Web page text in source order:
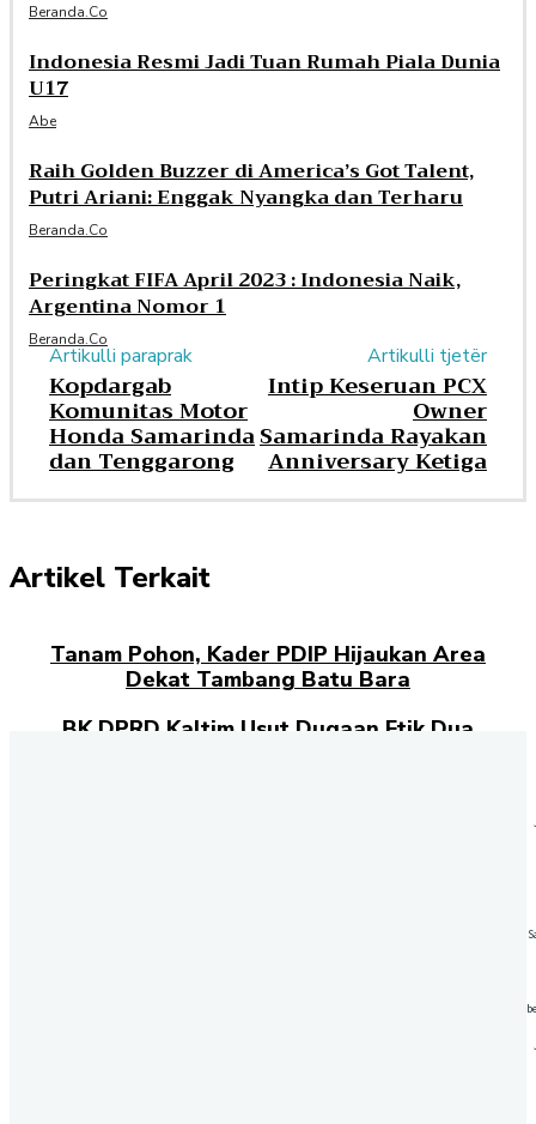
Beranda.co
Indonesia Resmi Jadi Tuan Rumah Piala Dunia
U17
Abe
Raih Golden Buzzer di America’s Got Talent,
Putri Ariani: Enggak Nyangka dan Terharu
Beranda.co
Peringkat FIFA April 2023 : Indonesia Naik,
Argentina Nomor 1
Beranda.co
Artikulli paraprak
Kopdargab
Komunitas Motor
Honda Samarinda
dan Tenggarong
Artikulli tjetër
Intip Keseruan PCX
Owner
Samarinda Rayakan
Anniversary Ketiga
Artikel Terkait
Tanam Pohon, Kader PDIP Hijaukan Area
Dekat Tambang Batu Bara
BK DPRD Kaltim Usut Dugaan Etik Dua